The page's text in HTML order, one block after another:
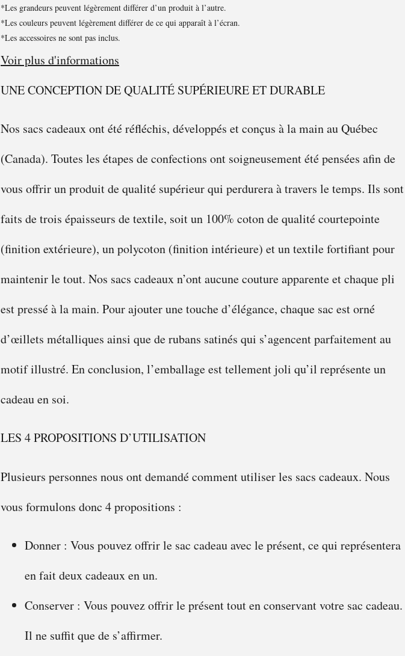
*Les grandeurs peuvent légèrement différer d’un produit à l’autre.
*Les couleurs peuvent légèrement différer de ce qui apparaît à l’écran.
*Les accessoires ne sont pas inclus.
Voir plus d'informations
UNE CONCEPTION DE QUALITÉ SUPÉRIEURE ET DURABLE
Nos sacs cadeaux ont été réfléchis, développés et conçus à la main au Québec
(Canada). Toutes les étapes de confections ont soigneusement été pensées afin de
vous offrir un produit de qualité supérieur qui perdurera à travers le temps. Ils sont
faits de trois épaisseurs de textile, soit un 100% coton de qualité courtepointe
(finition extérieure), un polycoton (finition intérieure) et un textile fortifiant pour
maintenir le tout. Nos sacs cadeaux n’ont aucune couture apparente et chaque pli
est pressé à la main. Pour ajouter une touche d’élégance, chaque sac est orné
d’œillets métalliques ainsi que de rubans satinés qui s’agencent parfaitement au
motif illustré. En conclusion, l’emballage est tellement joli qu’il représente un
cadeau en soi.
LES 4 PROPOSITIONS D’UTILISATION
Plusieurs personnes nous ont demandé comment utiliser les sacs cadeaux. Nous
vous formulons donc 4 propositions :
Donner : Vous pouvez offrir le sac cadeau avec le présent, ce qui représentera
en fait deux cadeaux en un.
Conserver : Vous pouvez offrir le présent tout en conservant votre sac cadeau.
Il ne suffit que de s’affirmer.